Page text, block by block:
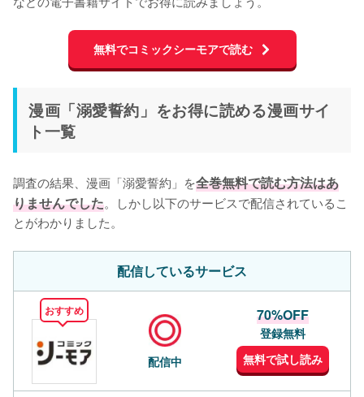
無料でコミックシーモアで読む
漫画「溺愛誓約」をお得に読める漫画サイ
ト一覧
調査の結果、漫画「溺愛誓約」を全巻無料で読む方法はあ
りませんでした。しかし以下のサービスで配信されているこ
とがわかりました。
配信しているサービス
おすすめ
配信中
70%OFF
登録無料
無料で試し読み